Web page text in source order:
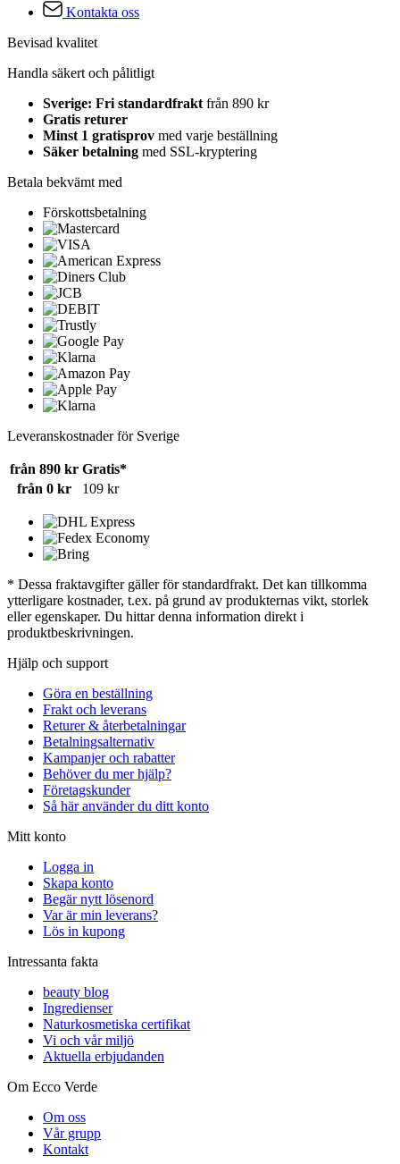
Kontakta oss
Bevisad kvalitet
Handla säkert och pålitligt
Sverige: Fri standardfrakt från 890 kr
Gratis returer
Minst 1 gratisprov med varje beställning
Säker betalning med SSL-kryptering
Betala bekvämt med
Förskottsbetalning
Leveranskostnader för Sverige
från 890 kr Gratis*
från 0 kr
109 kr
* Dessa fraktavgifter gäller för standardfrakt. Det kan tillkomma
ytterligare kostnader, t.ex. på grund av produkternas vikt, storlek
eller egenskaper. Du hittar denna information direkt i
produktbeskrivningen.
Hjälp och support
Göra en beställning
Frakt och leverans
Returer & återbetalningar
Betalningsalternativ
Kampanjer och rabatter
Behöver du mer hjälp?
Företagskunder
Så här använder du ditt konto
Mitt konto
Logga in
Skapa konto
Begär nytt lösenord
Var är min leverans?
Lös in kupong
Intressanta fakta
beauty blog
Ingredienser
Naturkosmetiska certifikat
Vi och vår miljö
Aktuella erbjudanden
Om Ecco Verde
Om oss
Vår grupp
Kontakt